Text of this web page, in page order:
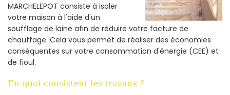
MARCHELEPOT consiste à isoler
votre maison à l'aide d'un
soufflage de laine afin de réduire votre facture de
chauffage. Cela vous permet de réaliser des économies
conséquentes sur votre consommation d'énergie (CEE) et
de fioul.
En quoi consistent les travaux ?